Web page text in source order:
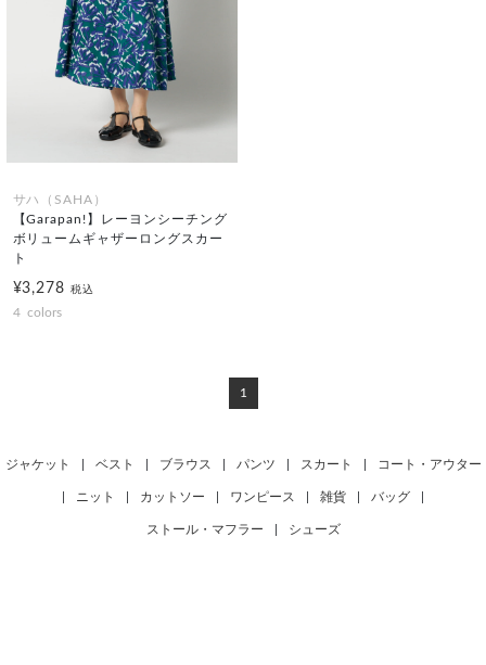
サハ（SAHA）
【Garapan!】レーヨンシーチング
ボリュームギャザーロングスカー
ト
¥3,278税込
4 colors
1
ジャケット ベスト ブラウス パンツ スカート コート・アウター
ニット カットソー ワンピース 雑貨 バッグ
ストール・マフラー シューズ